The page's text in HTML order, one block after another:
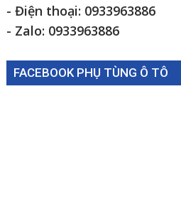
- Điện thoại: 0933963886
- Zalo: 0933963886
FACEBOOK PHỤ TÙNG Ô TÔ